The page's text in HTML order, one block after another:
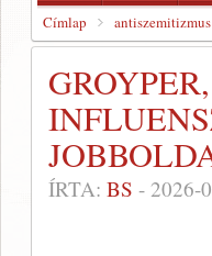
Címlap antiszemitizmus
ÍRTA: BS - 2026-